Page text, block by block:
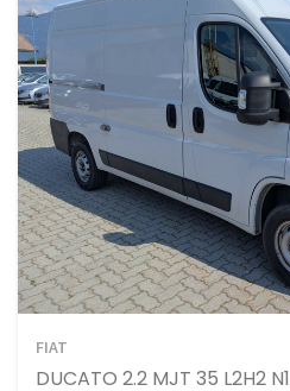
FIAT
DUCATO 2.2 MJT 35 L2H2 N1